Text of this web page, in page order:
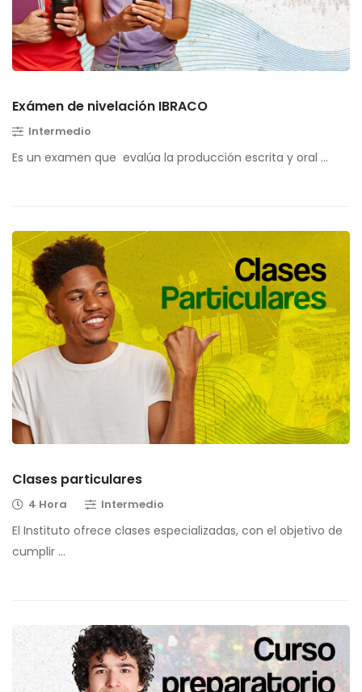
Exámen de nivelación IBRACO
Intermedio
Es un examen que evalúa la producción escrita y oral …
Clases particulares
4 Hora Intermedio
El Instituto ofrece clases especializadas, con el objetivo de
cumplir …